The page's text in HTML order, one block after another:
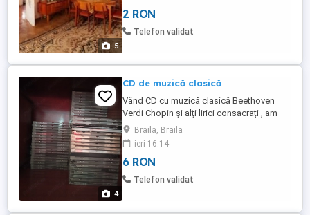
5
altele chiar noi preturi de la 2 lei doar cu
predare personală
2 RON
Telefon validat
4
CD de muzică clasică
Vând CD cu muzică clasică Beethoven
Verdi Chopin și alți lirici consacrați , am
peste 80 toate originale cine le cumpără
pe toate 3 lei bucata , doar cu predare
personală unele sunt sigilate sau noi
Braila, Braila
ieri 16:14
6 RON
Telefon validat